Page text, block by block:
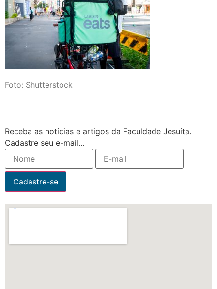
Foto: Shutterstock
Receba as notícias e artigos da Faculdade Jesuíta.
Cadastre seu e-mail...